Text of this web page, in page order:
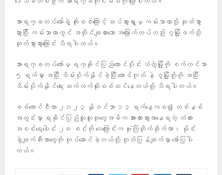
အာရက္ခတပ်တော်ရဲ့ ထိုးစစ်ကြောင့် ဆပ်သွားရွာမှ ကမ်းသာယာသို့ ဆုတ်ခွာ
သွားပြီး ကမ်းသာယာတွင် အထိုင်ချထားသော အမြောက်တပ်လည်း ဂွမြို့ဖက်သို့
ဆုတ်ခွာသွားကြောင်း သိရပါတယ်။
အာရက္ခတပ်တော်မှ ရက္ခိုင်ပြည်တောင်ပိုင်း သံတွဲမြို့ကို စက်တင်ဘာ
၅ ရက်မှာ အပြီး သိမ်းပိုက်နိုင်ခဲ့ပြီး တောင်ကုတ် နဲ့ ဂွမြို့တို့ကို အပြီး
သိမ်းပိုက်နိုင်ရေး ဆက်လက်ထိုးစစ်ဆင်နေတယ်လို့ သိရပါတယ်။
စစ်ကောင်စီဟာ ၂၀၂၃ နိုဝင်ဘာ ၁၃ ရက်နေ့ကစ၍ တစ်နှစ်
အတွင်းမှာ ရခိုင်ပြည်သူလူထုတွေအဓိက အားထားသွားလာနေရတဲ့ တံတား
အစင်းရေပေါင်း ၂၈ စင်းကို လေကြောင်းက ဗုံးကြဲတိုက်ခိုက်တာ၊ မိုင်း
ခွဲဖျက်ဆီးတာတွေကို လုပ်ဆောင်ခဲ့တယ်လို့ ထုတ်ပြန်ချက်မှာ ဖော်ပြပါ
တယ်။